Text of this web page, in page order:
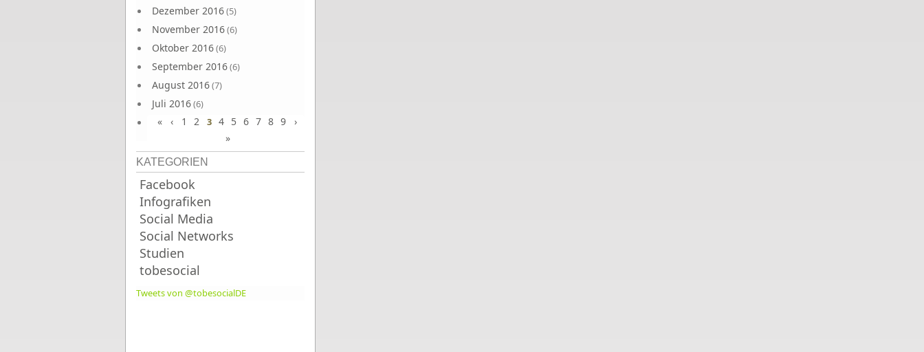
Dezember 2016(5)
November 2016(6)
Oktober 2016(6)
September 2016(6)
August 2016(7)
Juli 2016(6)
Juni 2016(7)
« ‹ 1 2 3 4 5 6 7 8 9
›
»
KATEGORIEN
Facebook
Infografiken
Social Media
Social Networks
Studien
tobesocial
Tweets von @tobesocialDE